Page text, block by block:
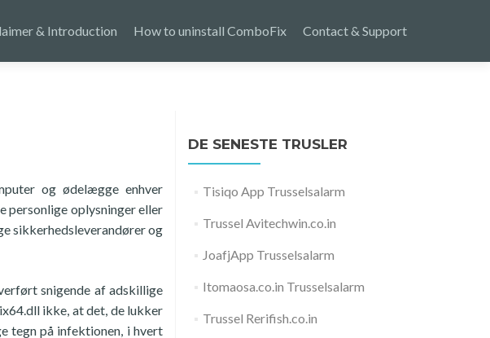
& Introduction How to uninstall ComboFix Contact & Support
og ødelægge enhver
personlige oplysninger eller
sikkerhedsleverandører og
snigende af adskillige
ikke, at det, de lukker
tegn på infektionen, i hvert
DE SENESTE TRUSLER
Tisiqo App Trusselsalarm
Trussel Avitechwin.co.in
JoafjApp Trusselsalarm
Itomaosa.co.in Trusselsalarm
Trussel Rerifish.co.in